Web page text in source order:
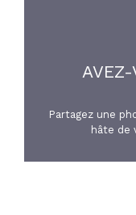
AVEZ-
Partagez une
hâte de